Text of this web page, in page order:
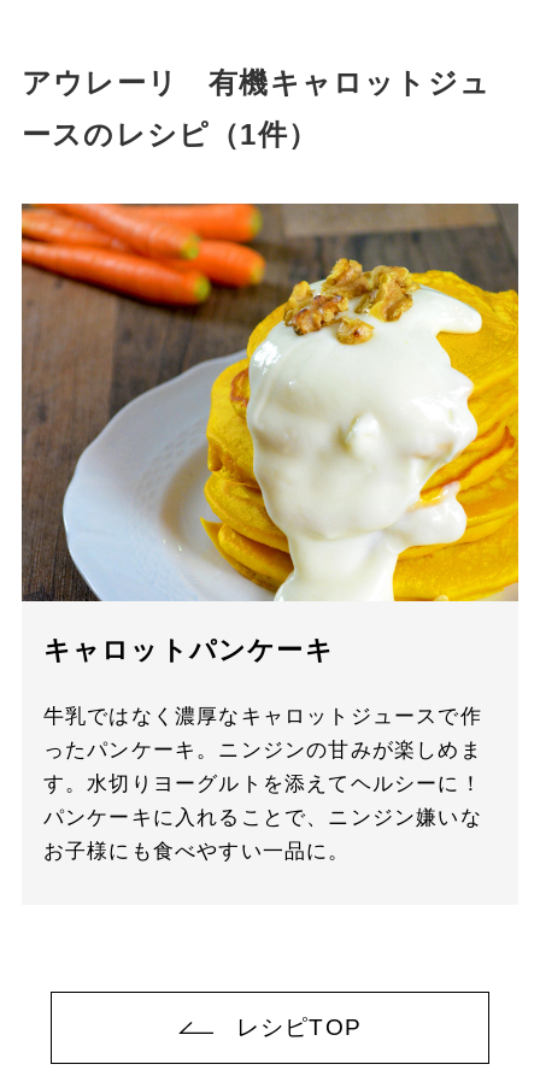
アウレーリ 有機キャロットジュ
ースのレシピ（1件）
キャロットパンケーキ
牛乳ではなく濃厚なキャロットジュースで作
ったパンケーキ。ニンジンの甘みが楽しめま
す。水切りヨーグルトを添えてヘルシーに！
パンケーキに入れることで、ニンジン嫌いな
お子様にも食べやすい一品に。
レシピTOP